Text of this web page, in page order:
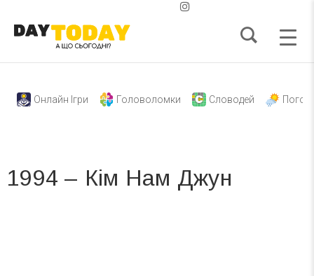
Онлайн Ігри Головоломки Словодей
1994 – Кім Нам Джун